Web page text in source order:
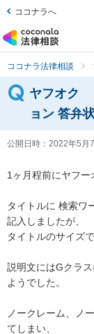
ココナラへ
ココナラ法律相談
ヤフオク
ョン 答弁
公開日時： 2022年5月
1ヶ月程前にヤフー
タイトルに 検索ワ
記入しましたが、
タイトルのサイズ
説明文にはGクラ
ようでした。
ノークレーム、ノ
てしまい、